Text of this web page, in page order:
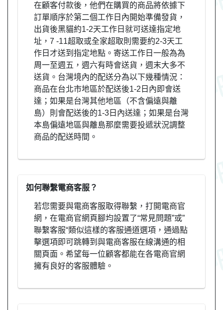
在顧客付款後，他們在購買的商品將依據下
訂單順序於第二個工作日內開始準備發貨，
出貨後黑貓約1-2天工作日就可送達指定地
址，7 -11超取或全家超取則需要約2-3天工
作日才送到指定地點。寄送工作日一般為為
周一至週五，週六有時會送貨，週末大多不
送貨。台灣境內的配送分為以下幾種情況：
商品在台北市地區於配送後1-2日內即會送
達；如果是台灣其他地區（不含偏遠與離
島）則會配送後的1-3日內送達；如果是台灣
本島偏遠地區與離島那麼需要投遞狀況調整
商品的配送時間。
如何聯繫電商客服？
若您需要與電商客服取得聯繫，打開電商官
網，在電商官網頁腳均設置了“常見問題”或”
聯繫客服“類似這樣的客服通道選項，通過點
擊選項即可跳轉到與電商客服在線溝通的相
關頁面。希望每一位顧客都能在各電商官網
擁有良好的客服體驗。